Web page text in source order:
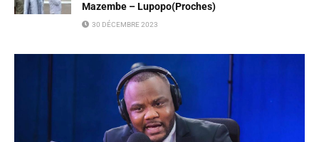
Mazembe – Lupopo(Proches)
30 DÉCEMBRE 2023